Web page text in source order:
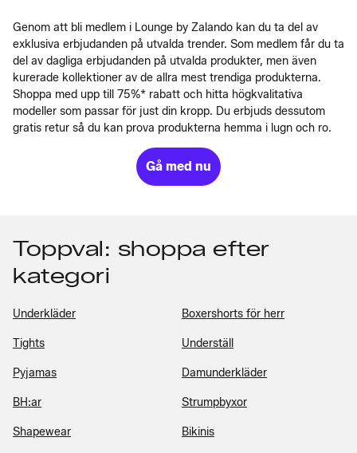
Genom att bli medlem i Lounge by Zalando kan du ta del av
exklusiva erbjudanden på utvalda trender. Som medlem får du ta
del av dagliga erbjudanden på utvalda produkter, men även
kurerade kollektioner av de allra mest trendiga produkterna.
Shoppa med upp till 75%* rabatt och hitta högkvalitativa
modeller som passar för just din kropp. Du erbjuds dessutom
gratis retur så du kan prova produkterna hemma i lugn och ro.
Gå med nu
Toppval: shoppa efter
kategori
Underkläder Boxershorts för herr
Tights Underställ
Pyjamas Damunderkläder
BH:ar Strumpbyxor
Shapewear Bikinis